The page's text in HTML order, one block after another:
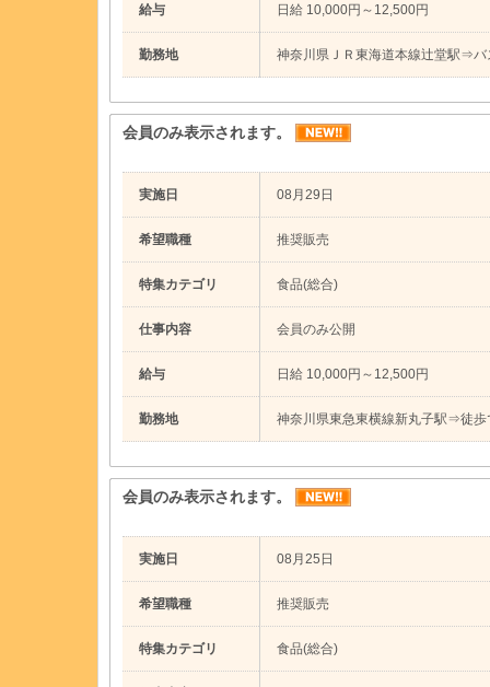
給与 日給 10,000円～12,500円
勤務地 神奈川県ＪＲ東海道本線辻堂駅⇒バ
会員のみ表示されます。
実施日 08月29日
希望職種 推奨販売
特集カテゴリ 食品(総合)
仕事内容 会員のみ公開
給与 日給 10,000円～12,500円
勤務地 神奈川県東急東横線新丸子駅⇒徒歩
会員のみ表示されます。
実施日 08月25日
希望職種 推奨販売
特集カテゴリ 食品(総合)